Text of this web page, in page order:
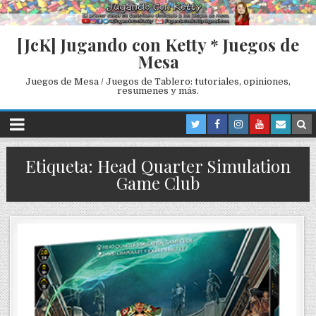
[JcK] Jugando con Ketty * Juegos de
Mesa
Juegos de Mesa / Juegos de Tablero: tutoriales, opiniones,
resumenes y más.
Etiqueta: Head Quarter Simulation
Game Club